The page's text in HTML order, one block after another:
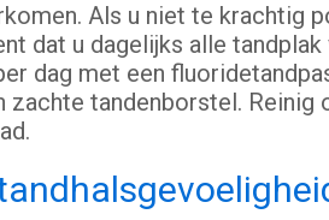
Als u niet te krachtig
dat u dagelijks alle
dag met een
tandenborstel. Reinig